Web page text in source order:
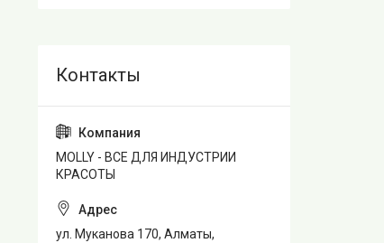
MOLLY - ВСЕ ДЛЯ ИНДУСТРИИ
КРАСОТЫ
ул. Муканова 170, Алматы,